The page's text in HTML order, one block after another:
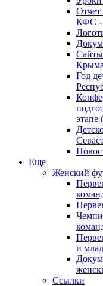
Отчет
КФС -
Крыма
Год
этапе
Еще
Женский
и
Ссылки